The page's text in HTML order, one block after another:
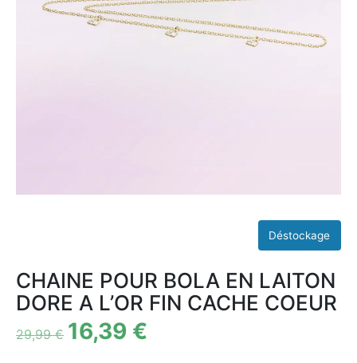
CHAINE POUR BOLA EN LAITON
DORE A L’OR FIN CACHE COEUR
29,99€ 16,39 €